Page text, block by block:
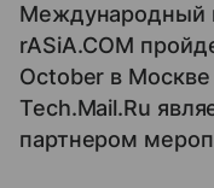
Международный
rASiA.COM
October в
Tech.Mail.Ru
партнером